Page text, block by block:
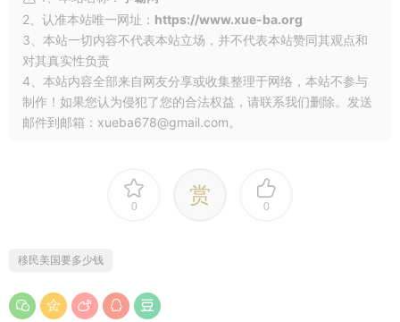
2、认准本站唯一网址： https://www.xue-ba.org
3、本站一切内容不代表本站立场，并不代表本站赞同其观点和
对其真实性负责
4、本站内容全部来自网友分享或收集整理于网络，本站不参与
制作！如果您认为侵犯了您的合法权益，请联系我们删除。发送
邮件到邮箱：xueba678@gmail.com。
0 赏 0
移民美国要多少钱